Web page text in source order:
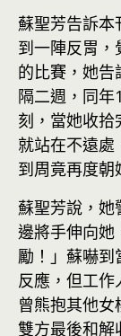
蘇聖芳告訴本
到一陣反胃
的比賽，她
隔二週，同
刻，當她收拾
就站在不遠處
到周竟再度朝
蘇聖芳說，她
邊將手伸向她
勵！」蘇嚇
反應，但工作
曾熊抱其他女
雙方最後和解